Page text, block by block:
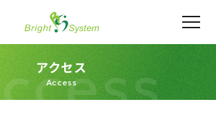
アクセス
Access